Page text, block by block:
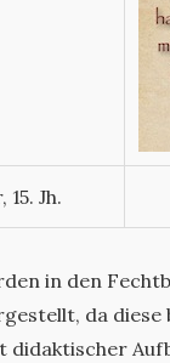
Jh.
in den
da
didaktischer